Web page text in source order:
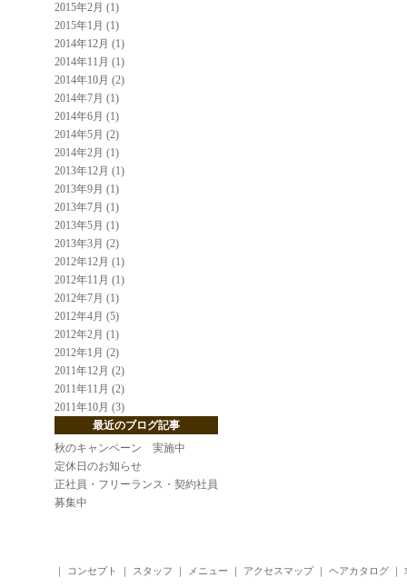
2015年2月 (1)
2015年1月 (1)
2014年12月 (1)
2014年11月 (1)
2014年10月 (2)
2014年7月 (1)
2014年6月 (1)
2014年5月 (2)
2014年2月 (1)
2013年12月 (1)
2013年9月 (1)
2013年7月 (1)
2013年5月 (1)
2013年3月 (2)
2012年12月 (1)
2012年11月 (1)
2012年7月 (1)
2012年4月 (5)
2012年2月 (1)
2012年1月 (2)
2011年12月 (2)
2011年11月 (2)
2011年10月 (3)
最近のブログ記事
秋のキャンペーン 実施中
定休日のお知らせ
正社員・フリーランス・契約社員
募集中
コンセプト スタッフ メニュー アクセスマップ ヘアカタログ